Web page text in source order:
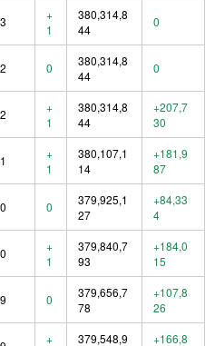
+
1
380,314,8
44
0
0
380,314,8
44
0
+
1
380,314,8
44
+207,7
30
+
1
380,107,1
14
+181,9
87
0
379,925,1
27
+84,33
4
+
1
379,840,7
93
+184,0
15
0
379,656,7
78
+107,8
26
+
379,548,9
+166,8